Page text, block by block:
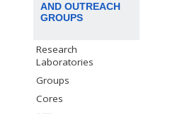
AND OUTREACH
GROUPS
Research
Laboratories
Groups
Cores